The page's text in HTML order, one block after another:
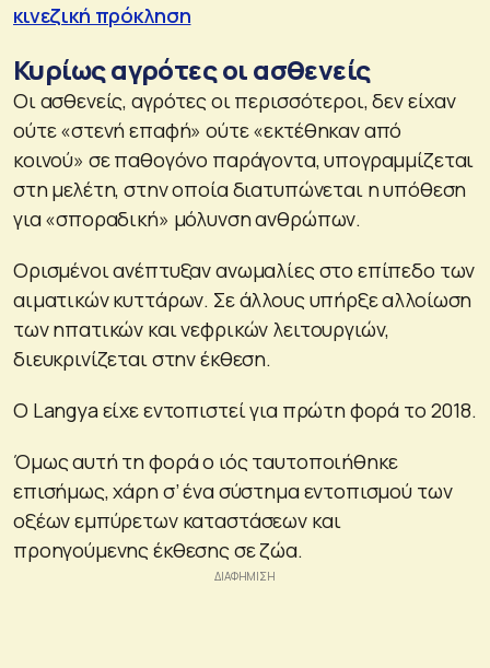
κινεζική πρόκληση
Κυρίως αγρότες οι ασθενείς
Οι ασθενείς, αγρότες οι περισσότεροι, δεν είχαν
ούτε «στενή επαφή» ούτε «εκτέθηκαν από
κοινού» σε παθογόνο παράγοντα, υπογραμμίζεται
στη μελέτη, στην οποία διατυπώνεται η υπόθεση
για «σποραδική» μόλυνση ανθρώπων.
Ορισμένοι ανέπτυξαν ανωμαλίες στο επίπεδο των
αιματικών κυττάρων. Σε άλλους υπήρξε αλλοίωση
των ηπατικών και νεφρικών λειτουργιών,
διευκρινίζεται στην έκθεση.
Ο Langya είχε εντοπιστεί για πρώτη φορά το 2018.
Όμως αυτή τη φορά ο ιός ταυτοποιήθηκε
επισήμως, χάρη σ’ ένα σύστημα εντοπισμού των
οξέων εμπύρετων καταστάσεων και
προηγούμενης έκθεσης σε ζώα.